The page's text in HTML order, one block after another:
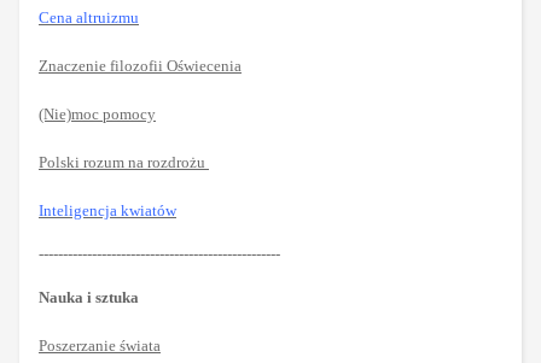
Cena altruizmu
Znaczenie filozofii Oświecenia
(Nie)moc pomocy
Polski rozum na rozdrożu
Inteligencja kwiatów
--------------------------------------------------
Nauka i sztuka
Poszerzanie świata